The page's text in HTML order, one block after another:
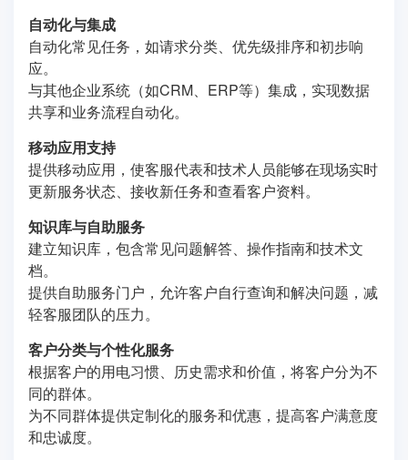
自动化与集成
自动化常见任务，如请求分类、优先级排序和初步响
应。
与其他企业系统（如CRM、ERP等）集成，实现数据
共享和业务流程自动化。
移动应用支持
提供移动应用，使客服代表和技术人员能够在现场实时
更新服务状态、接收新任务和查看客户资料。
知识库与自助服务
建立知识库，包含常见问题解答、操作指南和技术文
档。
提供自助服务门户，允许客户自行查询和解决问题，减
轻客服团队的压力。
客户分类与个性化服务
根据客户的用电习惯、历史需求和价值，将客户分为不
同的群体。
为不同群体提供定制化的服务和优惠，提高客户满意度
和忠诚度。